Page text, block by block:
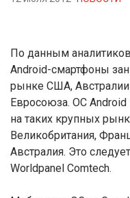
По данным аналитиков
Android-смартфоны
рынке США,
Евросоюза. ОС
на таких крупных
Великобритания,
Австралия. Это
Worldpanel Comtech.